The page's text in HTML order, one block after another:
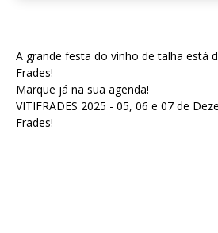
A grande festa do vinho de talha está
Frades!
Marque já na sua agenda!
VITIFRADES 2025 - 05, 06 e 07 de
Frades!